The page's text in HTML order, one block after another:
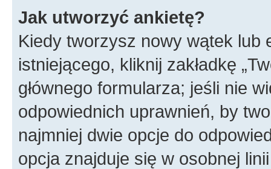
Jak utworzyć ankietę?
Kiedy tworzysz nowy wątek lub
istniejącego, kliknij zakładkę
głównego formularza; jeśli nie
odpowiednich uprawnień, by
najmniej dwie opcje do
opcja znajduje się w osobnej